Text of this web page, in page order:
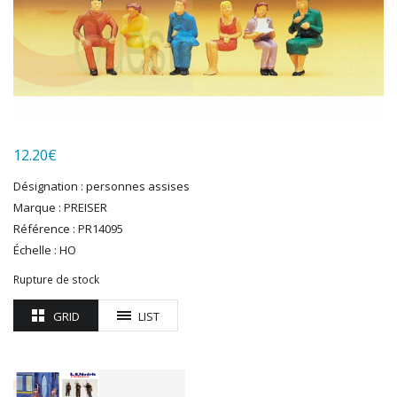
HERKAT
HUMBROL
KOLIBRI
MAKETTE
MARLKIN
MKD
NOREV
NOVATEUR MODELES
PIKO
PN SUD MODELISME
PRINCE AUGUST
12.20€
Désignation : personnes assises
Marque : PREISER
Référence : PR14095
Échelle : HO
Rupture de stock
GRID LIST